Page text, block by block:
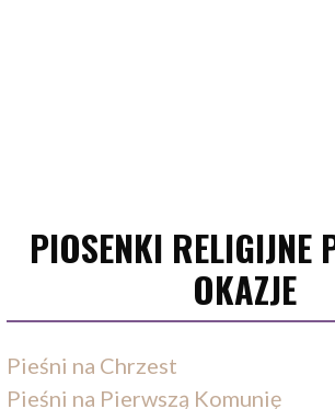
PIOSENKI RELIGIJNE
OKAZJE
Pieśni na Chrzest
Pieśni na Pierwszą Komunię